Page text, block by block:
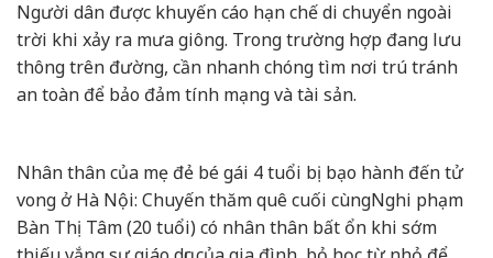
Người dân được khuyến cáo hạn chế di chuyển ngoài
trời khi xảy ra mưa giông. Trong trường hợp đang lưu
thông trên đường, cần nhanh chóng tìm nơi trú tránh
an toàn để bảo đảm tính mạng và tài sản.
Nhân thân của mẹ đẻ bé gái 4 tuổi bị bạo hành đến tử
vong ở Hà Nội: Chuyến thăm quê cuối cùngNghi phạm
Bàn Thị Tâm (20 tuổi) có nhân thân bất ổn khi sớm